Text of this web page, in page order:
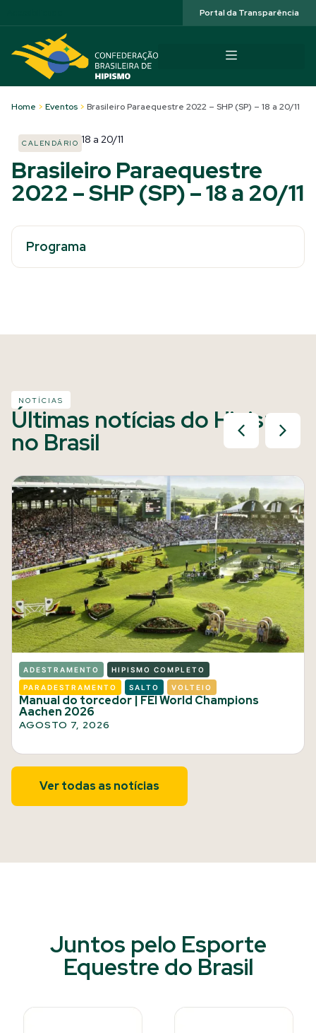
Portal da Transparência
Home > Eventos > Brasileiro Paraequestre 2022 – SHP (SP) – 18 a 20/11
CALENDÁRIO 18 a 20/11
Brasileiro Paraequestre
2022 – SHP (SP) – 18 a 20/11
Programa
NOTÍCIAS
Últimas notícias do Hipismo
no Brasil
ADESTRAMENTO HIPISMO COMPLETO
PARADESTRAMENTO SALTO VOLTEIO
Manual do torcedor | FEI World Champions
Aachen 2026
AGOSTO 7, 2026
Ver todas as notícias
Juntos pelo Esporte
Equestre do Brasil​